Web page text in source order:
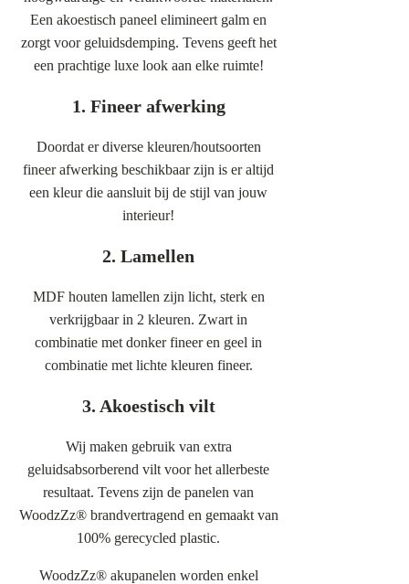
Een akoestisch paneel elimineert galm en
zorgt voor geluidsdemping. Tevens geeft het
een prachtige luxe look aan elke ruimte!
1. Fineer afwerking
Doordat er diverse kleuren/houtsoorten
fineer afwerking beschikbaar zijn is er altijd
een kleur die aansluit bij de stijl van jouw
interieur!
2. Lamellen
MDF houten lamellen zijn licht, sterk en
verkrijgbaar in 2 kleuren. Zwart in
combinatie met donker fineer en geel in
combinatie met lichte kleuren fineer.
3. Akoestisch vilt
Wij maken gebruik van extra
geluidsabsorberend vilt voor het allerbeste
resultaat. Tevens zijn de panelen van
WoodzZz® brandvertragend en gemaakt van
100% gerecycled plastic.
WoodzZz® akupanelen worden enkel